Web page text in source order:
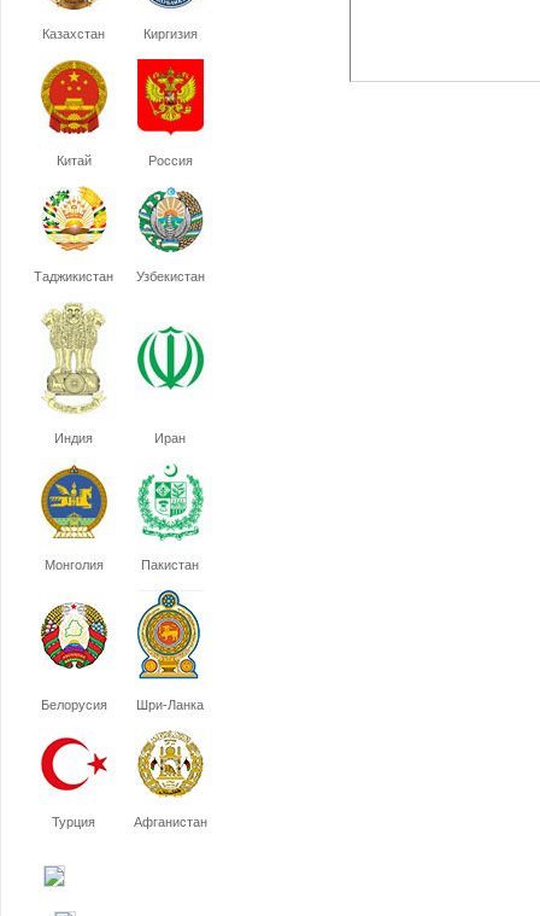
Казахстан Киргизия
Китай Россия
Таджикистан Узбекистан
Индия Иран
Монголия Пакистан
Белорусия Шри-Ланка
Турция Афганистан